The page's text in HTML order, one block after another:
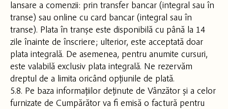
lansare a comenzii: prin transfer bancar (integral sau în
transe) sau online cu card bancar (integral sau în
transe). Plata în tranșe este disponibilă cu până la 14
zile înainte de înscriere; ulterior, este acceptată doar
plata integrală. De asemenea, pentru anumite cursuri,
este valabilă exclusiv plata integrală. Ne rezervăm
dreptul de a limita oricând opțiunile de plată.
5.8. Pe baza informațiilor deținute de Vânzător și a celor
furnizate de Cumpărător va fi emisă o factură pentru